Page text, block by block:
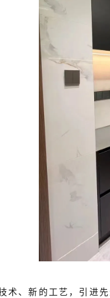
术、新的工艺，引进